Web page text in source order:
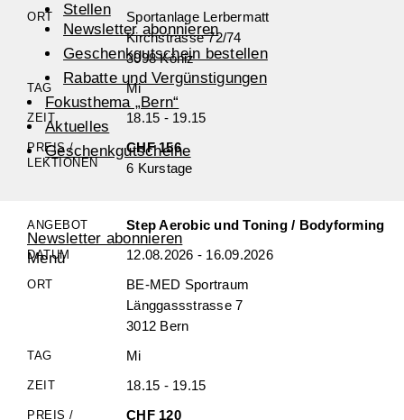
Stellen
Newsletter abonnieren
Geschenkgutschein bestellen
Rabatte und Vergünstigungen
Fokusthema „Bern“
Aktuelles
Geschenkgutscheine
Newsletter abonnieren
Menü
Sportanlage Lerbermatt
Kirchstrasse 72/74
3098 Köniz
Mi
18.15 - 19.15
CHF 156
6 Kurstage
Step Aerobic und Toning / Bodyforming
12.08.2026 - 16.09.2026
BE-MED Sportraum
Länggassstrasse 7
3012 Bern
Mi
18.15 - 19.15
CHF 120